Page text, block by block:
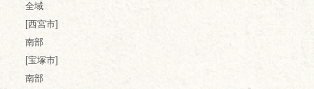
全域
[西宮市]
南部
[宝塚市]
南部